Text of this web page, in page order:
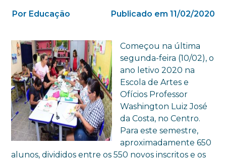
Por Educação Publicado em 11/02/2020
Começou na última
segunda-feira (10/02), o
ano letivo 2020 na
Escola de Artes e
Ofícios Professor
Washington Luiz José
da Costa, no Centro.
Para este semestre,
aproximadamente 650
alunos, divididos entre os 550 novos inscritos e os